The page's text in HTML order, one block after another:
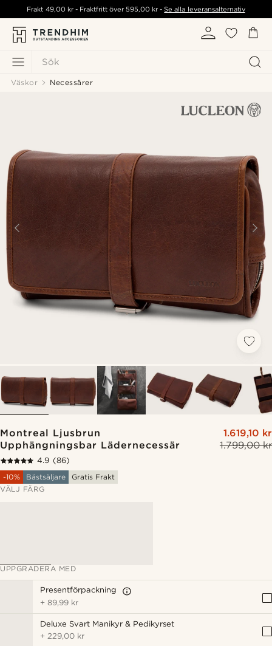
Sök
Frakt 49,00 kr- Fraktfritt över595,00 kr -Se alla leveransalternativ
Väskor Necessärer
Montreal Ljusbrun
Upphängningsbar Lädernecessär
1.799,00 kr
1.619,10 kr
4.9 (86)
-10%
Bästsäljare
Gratis Frakt
VÄLJ FÄRG
UPPGRADERA MED
Presentförpackning
+89,99 kr
Deluxe Svart Manikyr & Pedikyrset
+ 229,00 kr